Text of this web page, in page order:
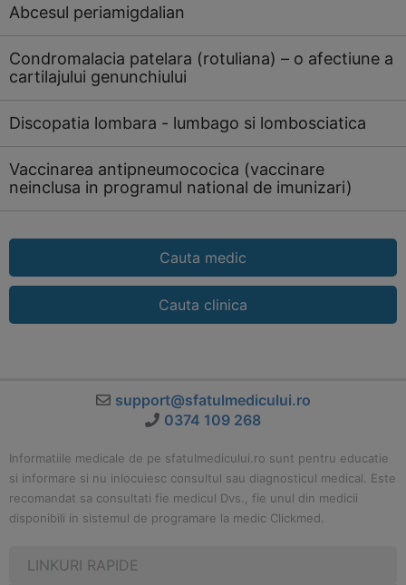
Abcesul periamigdalian
Condromalacia patelara (rotuliana) – o afectiune a
cartilajului genunchiului
Discopatia lombara - lumbago si lombosciatica
Vaccinarea antipneumococica (vaccinare
neinclusa in programul national de imunizari)
Cauta medic
Cauta clinica
support@sfatulmedicului.ro
0374 109 268
Informatiile medicale de pe sfatulmedicului.ro sunt pentru educatie
si informare si nu inlocuiesc consultul sau diagnosticul medical. Este
recomandat sa consultati fie medicul Dvs., fie unul din medicii
disponibili in sistemul de programare la medic Clickmed.
LINKURI RAPIDE